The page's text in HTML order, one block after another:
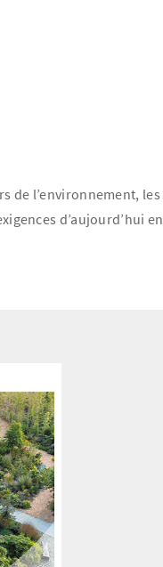
de l’environnement, les
d’aujourd’hui en